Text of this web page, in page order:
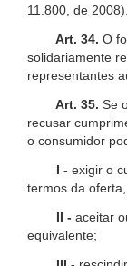
11.800, de 2008).
Art. 34. O
solidariamente
representantes
Art. 35. Se
recusar
o consumidor
I - exigir o
termos da
II - aceitar
equivalente;